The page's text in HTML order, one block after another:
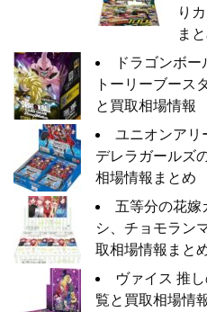
り
ま
ドラゴンボ
トーリーブース
と買取相場情報
ユニオンアリ
デレラガールズ
相場情報まとめ
五等分の花嫁
シ、チョモラン
取相場情報まと
ヴァイス 推
覧と買取相場情